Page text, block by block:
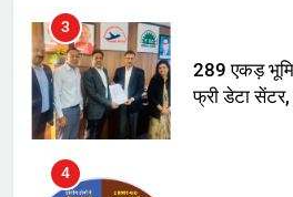
3
289 एकड़ भूमि
फ्री डेटा
4